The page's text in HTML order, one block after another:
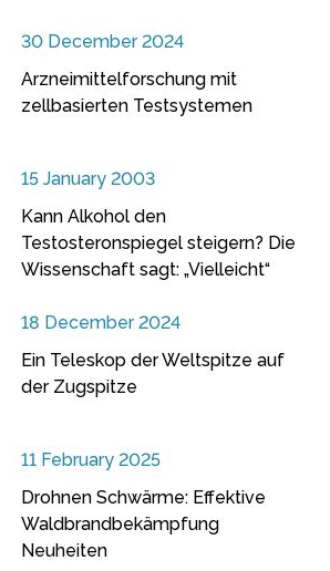
30 December 2024
Arzneimittelforschung mit
zellbasierten Testsystemen
15 January 2003
Kann Alkohol den
Testosteronspiegel steigern? Die
Wissenschaft sagt: „Vielleicht“
18 December 2024
Ein Teleskop der Weltspitze auf
der Zugspitze
11 February 2025
Drohnen Schwärme: Effektive
Waldbrandbekämpfung
Neuheiten